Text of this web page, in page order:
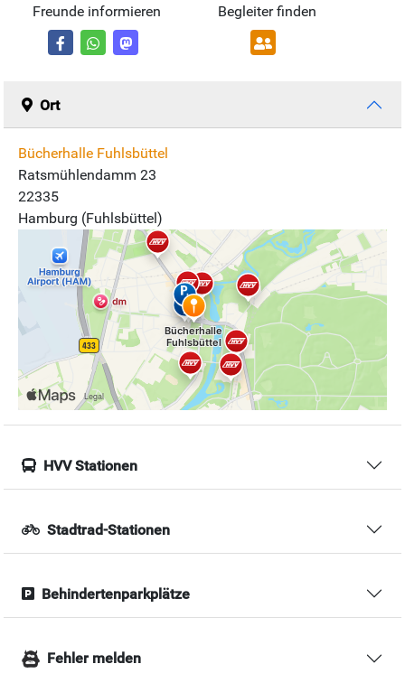
Freunde informieren Begleiter finden
Ort
Bücherhalle Fuhlsbüttel
Ratsmühlendamm 23
22335
Hamburg (Fuhlsbüttel)
HVV Stationen
Stadtrad-Stationen
Behindertenparkplätze
Fehler melden